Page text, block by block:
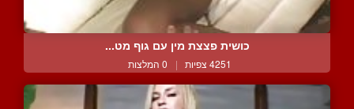
כושית פצצת מין עם גוף מט...
4251 צפיות | 0 המלצות